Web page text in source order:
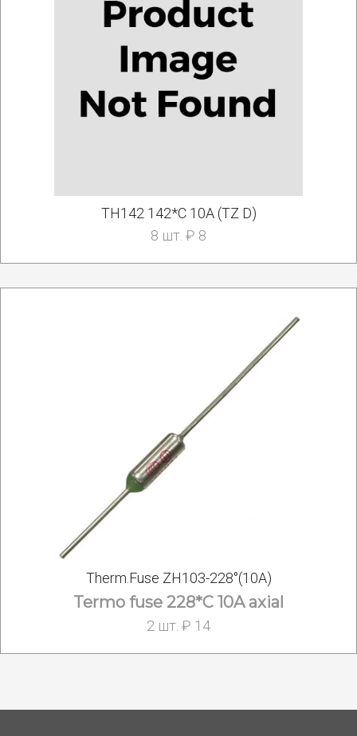
TH142 142*C 10A (TZ D)
8 шт. ₽ 8
Therm.Fuse ZH103-228°(10A)
Termo fuse 228*C 10A axial
2 шт. ₽ 14